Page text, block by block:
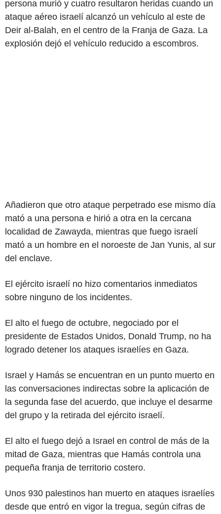
persona murió y cuatro resultaron heridas cuando un
ataque aéreo israelí alcanzó un vehículo al este de
Deir al-Balah, en el centro de la Franja de Gaza. La
explosión dejó el vehículo reducido a escombros.
Añadieron que otro ataque perpetrado ese mismo día
mató a una persona e hirió a otra en la cercana
localidad de Zawayda, mientras que fuego israelí
mató a un hombre en el noroeste de Jan Yunis, al sur
del enclave.
El ejército israelí no hizo comentarios inmediatos
sobre ninguno de los incidentes.
El alto el fuego de octubre, negociado por el
presidente de Estados Unidos, Donald Trump, no ha
logrado detener los ataques israelíes en Gaza.
Israel y Hamás se encuentran en un punto muerto en
las conversaciones indirectas sobre la aplicación de
la segunda fase del acuerdo, que incluye el desarme
del grupo y la retirada del ejército israelí.
El alto el fuego dejó a Israel en control de más de la
mitad de Gaza, mientras que Hamás controla una
pequeña franja de territorio costero.
Unos 930 palestinos han muerto en ataques israelíes
desde que entró en vigor la tregua, según cifras de